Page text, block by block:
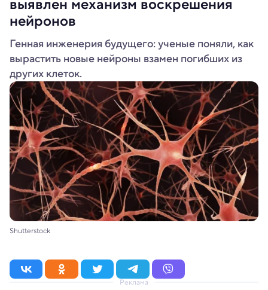
нейронов
Генная инженерия будущего: ученые поняли, как
вырастить новые нейроны взамен погибших из
других клеток.
Shutterstock
Реклама